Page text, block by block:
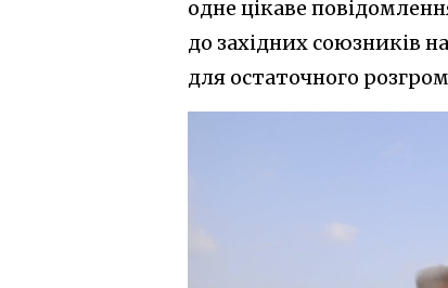
одне цікаве
до західних союзників
для остаточного